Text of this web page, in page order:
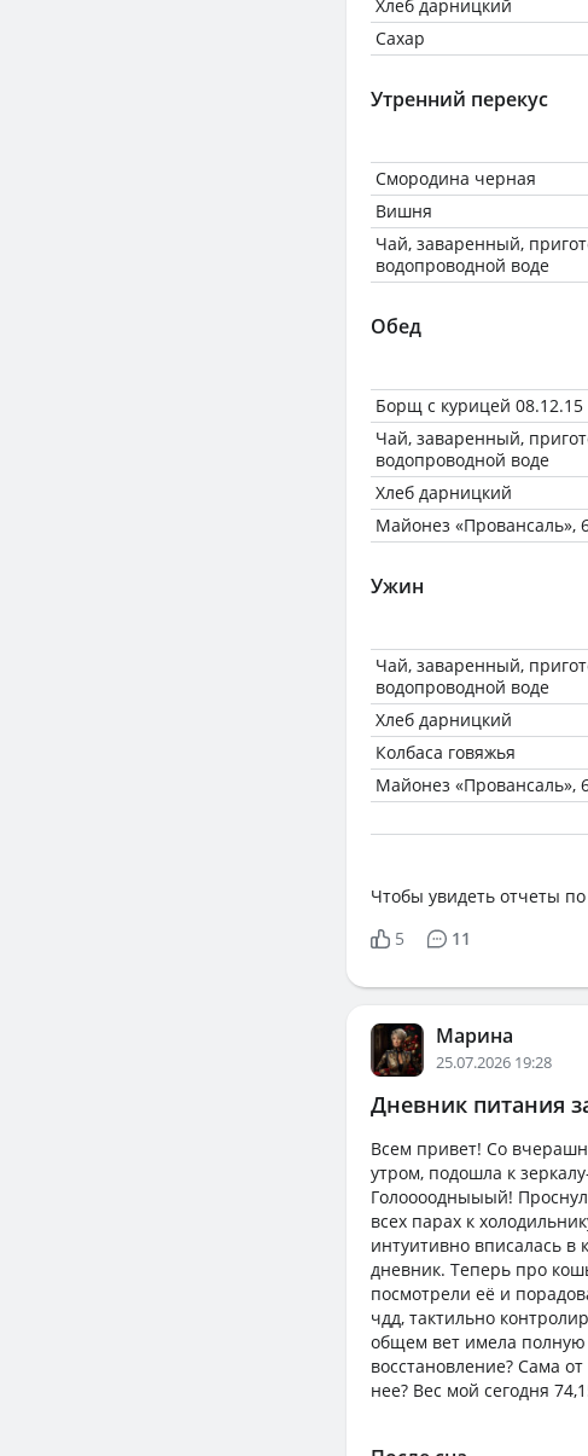
Хлеб дарницкий
Сахар
Утренний перекус
Смородина черная
Вишня
Чай, заваренный,
водопроводной воде
Обед
Борщ с курицей 08.12.15
Чай, заваренный,
водопроводной воде
Хлеб дарницкий
Майонез «Провансаль»,
Ужин
Чай, заваренный,
водопроводной воде
Хлеб дарницкий
Колбаса говяжья
Майонез «Провансаль»,
Чтобы увидеть отчеты
5
11
Марина
25.07.2026 19:28
Дневник питания
Всем привет! Со
утром, подошла к
Голоооодныыый!
всех парах к
интуитивно вписалась в
дневник. Теперь про
посмотрели её и
чдд, тактильно
общем вет имела полную
восстановление? Сама
нее? Вес мой сегодня